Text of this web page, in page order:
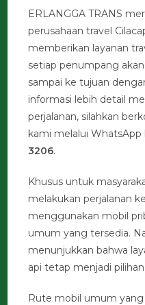
ERLANGGA TRANS
perusahaan travel
memberikan layanan
setiap penumpang
sampai ke tujuan
informasi lebih detail
perjalanan, silahkan
kami melalui
3206.
Khusus untuk
melakukan perjalanan
menggunakan mobil
umum yang tersedia.
menunjukkan bahwa
api tetap menjadi
Rute mobil umum yang